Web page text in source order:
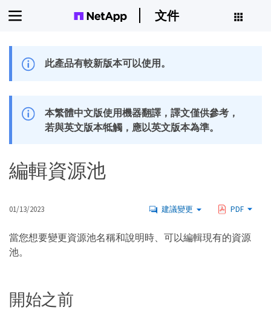
文件
此產品有較新版本可以使用。
本繁體中文版使用機器翻譯，譯文僅供參考，
若與英文版本牴觸，應以英文版本為準。
編輯資源池
01/13/2023 建議變更 PDF
當您想要變更資源池名稱和說明時、可以編輯現有的資源
池。
開始之前